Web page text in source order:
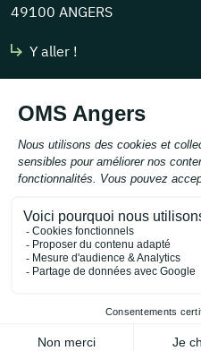
49100 ANGERS
Y aller !
Nous contacter
contact@omsangers.org
Tél :02 41 43 30 85
Mentions légales Politique